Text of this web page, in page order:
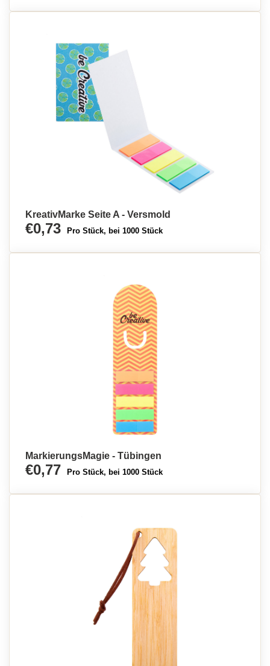
KreativMarke Seite A - Versmold
€0,73 Pro Stück, bei 1000 Stück
MarkierungsMagie - Tübingen
€0,77 Pro Stück, bei 1000 Stück